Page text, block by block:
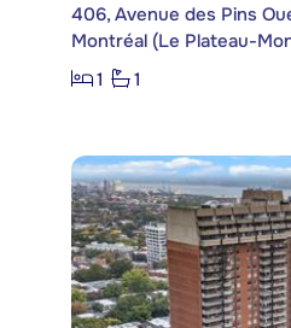
406, Avenue des Pins
Montréal (Le Plateau-
1
1